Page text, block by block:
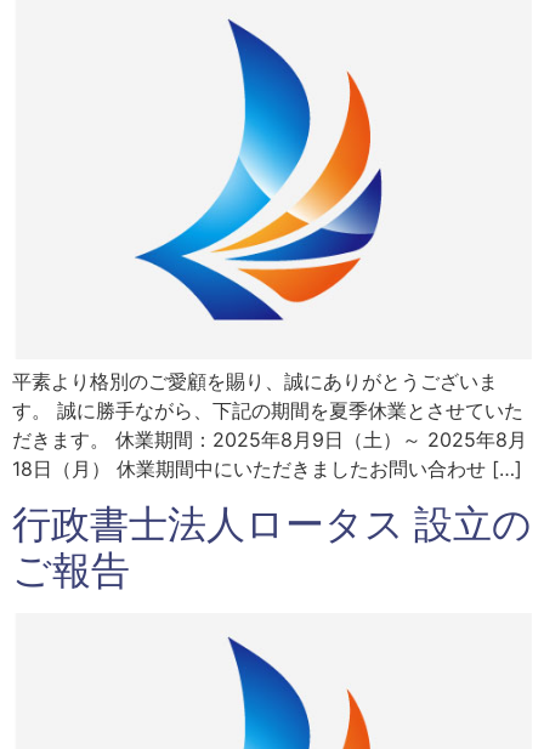
平素より格別のご愛顧を賜り、誠にありがとうございま
す。 誠に勝手ながら、下記の期間を夏季休業とさせていた
だきます。 休業期間：2025年8月9日（土）～ 2025年8月
18日（月） 休業期間中にいただきましたお問い合わせ […]
行政書士法人ロータス 設立の
ご報告